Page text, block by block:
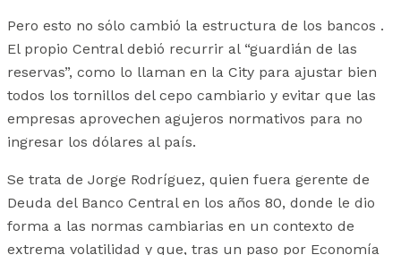
Pero esto no sólo cambió la estructura de los bancos .
El propio Central debió recurrir al “guardián de las
reservas”, como lo llaman en la City para ajustar bien
todos los tornillos del cepo cambiario y evitar que las
empresas aprovechen agujeros normativos para no
ingresar los dólares al país.
Se trata de Jorge Rodríguez, quien fuera gerente de
Deuda del Banco Central en los años 80, donde le dio
forma a las normas cambiarias en un contexto de
extrema volatilidad y que, tras un paso por Economía